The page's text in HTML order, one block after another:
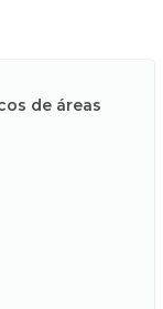
de áreas